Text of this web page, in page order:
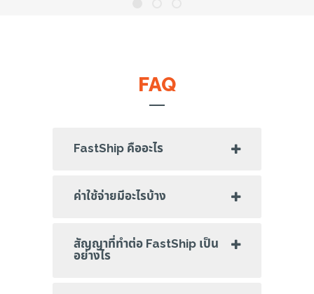
FAQ
FastShip คืออะไร
ค่าใช้จ่ายมีอะไรบ้าง
สัญญาที่ทำต่อ FastShip เป็น
อย่างไร